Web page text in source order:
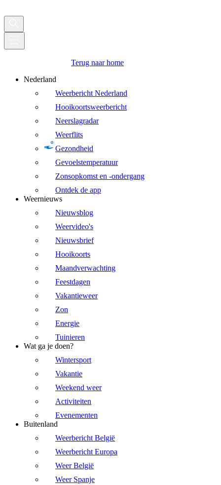
Terug naar home
Nederland
Weerbericht Nederland
Hooikoortsweerbericht
Neerslagradar
Weerflits
Gezondheid
Gevoelstemperatuur
Zonsopkomst en -ondergang
Ontdek de app
Weernieuws
Nieuwsblog
Weervideo's
Nieuwsbrief
Hooikoorts
Maandverwachting
Feestdagen
Vakantieweer
Zon
Energie
Tuinieren
Wat ga je doen?
Wintersport
Vakantie
Weekend weer
Activiteiten
Evenementen
Buitenland
Weerbericht België
Weerbericht Europa
Weer België
Weer Spanje